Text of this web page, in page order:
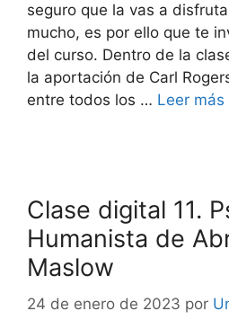
seguro que la vas a
mucho, es por ello que te
del curso. Dentro de la
la aportación de Carl
entre todos los … Leer más
Clase digital 11.
Humanista de
Maslow
24 de enero de 2023 por